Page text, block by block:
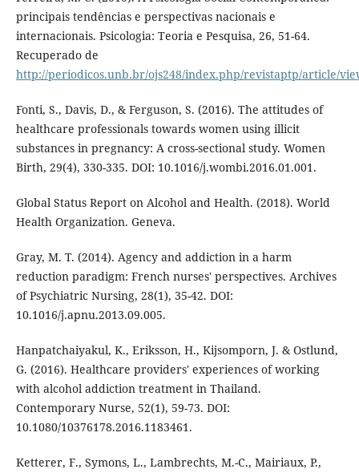
principais tendências e perspectivas nacionais e
internacionais. Psicologia: Teoria e Pesquisa, 26, 51-64.
Recuperado de
http://periodicos.unb.br/ojs248/index.php/revistaptp/article/
Fonti, S., Davis, D., & Ferguson, S. (2016). The attitudes of
healthcare professionals towards women using illicit
substances in pregnancy: A cross-sectional study. Women
Birth, 29(4), 330-335. DOI: 10.1016/j.wombi.2016.01.001.
Global Status Report on Alcohol and Health. (2018). World
Health Organization. Geneva.
Gray, M. T. (2014). Agency and addiction in a harm
reduction paradigm: French nurses' perspectives. Archives
of Psychiatric Nursing, 28(1), 35-42. DOI:
10.1016/j.apnu.2013.09.005.
Hanpatchaiyakul, K., Eriksson, H., Kijsomporn, J. & Ostlund,
G. (2016). Healthcare providers' experiences of working
with alcohol addiction treatment in Thailand.
Contemporary Nurse, 52(1), 59-73. DOI:
10.1080/10376178.2016.1183461.
Ketterer, F., Symons, L., Lambrechts, M.-C., Mairiaux, P.,